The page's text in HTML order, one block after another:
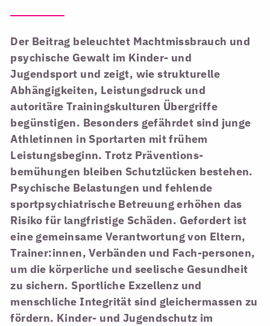
Der Beitrag beleuchtet Machtmissbrauch und
psychische Gewalt im Kinder- und
Jugendsport und zeigt, wie strukturelle
Abhängigkeiten, Leistungsdruck und
autoritäre Trainingskulturen Übergriffe
begünstigen. Besonders gefährdet sind junge
Athletinnen in Sportarten mit frühem
Leistungsbeginn. Trotz Präventions-
bemühungen bleiben Schutzlücken bestehen.
Psychische Belastungen und fehlende
sportpsychiatrische Betreuung erhöhen das
Risiko für langfristige Schäden. Gefordert ist
eine gemeinsame Verantwortung von Eltern,
Trainer:innen, Verbänden und Fach-personen,
um die körperliche und seelische Gesundheit
zu sichern. Sportliche Exzellenz und
menschliche Integrität sind gleichermassen zu
fördern. Kinder- und Jugendschutz im